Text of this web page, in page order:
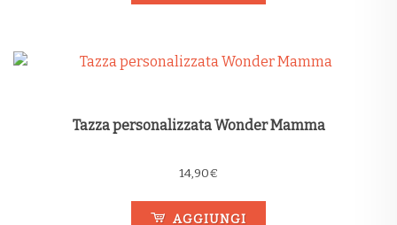
Tazza personalizzata Wonder Mamma
14,90€
AGGIUNGI